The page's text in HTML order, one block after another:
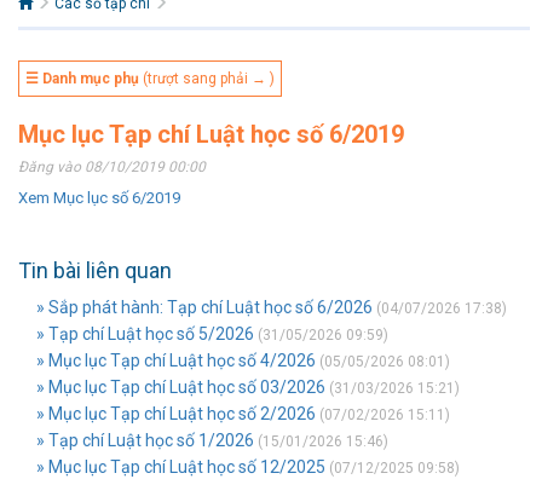
Các số tạp chí
☰ Danh mục phụ (trượt sang phải → )
Mục lục Tạp chí Luật học số 6/2019
Đăng vào 08/10/2019 00:00
Xem Mục lục số 6/2019
Tin bài liên quan
» Sắp phát hành: Tạp chí Luật học số 6/2026 (04/07/2026 17:38)
» Tạp chí Luật học số 5/2026 (31/05/2026 09:59)
» Mục lục Tạp chí Luật học số 4/2026 (05/05/2026 08:01)
» Mục lục Tạp chí Luật học số 03/2026 (31/03/2026 15:21)
» Mục lục Tạp chí Luật học số 2/2026 (07/02/2026 15:11)
» Tạp chí Luật học số 1/2026 (15/01/2026 15:46)
» Mục lục Tạp chí Luật học số 12/2025 (07/12/2025 09:58)